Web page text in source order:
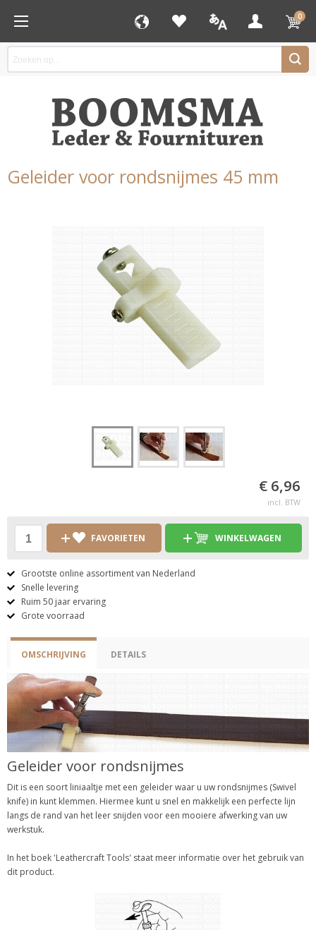
0
Geleider voor rondsnijmes 45 mm
€ 6,96
incl. BTW
FAVORIETEN WINKELWAGEN
Grootste online assortiment van Nederland
Snelle levering
Ruim 50 jaar ervaring
Grote voorraad
OMSCHRIJVING DETAILS
Geleider voor rondsnijmes
Dit is een soort liniaaltje met een geleider waar u uw rondsnijmes (Swivel
knife) in kunt klemmen. Hiermee kunt u snel en makkelijk een perfecte lijn
langs de rand van het leer snijden voor een mooiere afwerking van uw
werkstuk.
In het boek 'Leathercraft Tools' staat meer informatie over het gebruik van
dit product.